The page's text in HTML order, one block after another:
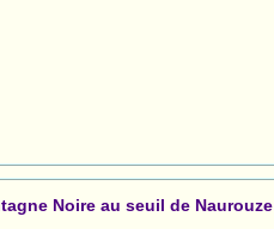
Noire au seuil de Naurouze